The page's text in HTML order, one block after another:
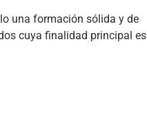
una formación sólida y de
cuya finalidad principal es